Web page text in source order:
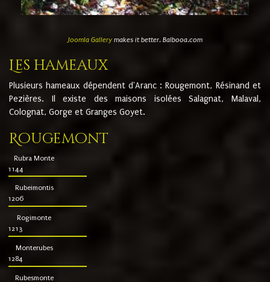
Joomla Gallerymakes it better. Balbooa.com
Les hameaux
Plusieurs hameaux dépendent d'Aranc : Rougemont, Résinand et
Pezières. Il existe des maisons isolées Salagnat, Malaval,
Colognat, Gorge et Granges Goyet.
Rougemont
Rubra Monte
1144
Rubeimontis
1206
Rogimonte
1213
Monterubes
1284
Rubesmonte